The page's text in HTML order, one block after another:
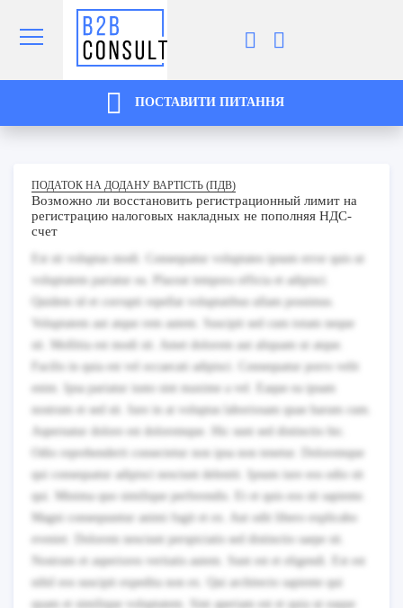
ПОСТАВИТИ ПИТАННЯ
ПОДАТОК НА ДОДАНУ ВАРТІСТЬ (ПДВ)
Возможно ли восстановить регистрационный лимит на
регистрацию налоговых накладных не пополняя НДС-
счет
Est sit voluptas modi. Consequatur voluptates ipsum error quis ut
voluptatem pariatur ea. Placeat tempora officia et adipisci.
Quidem id et corrupti repellat voluptatibus ullam possimus.
Voluptatem aut atque rem autem. Suscipit sed cum totam neque
sit. Mollitia est modi sit. Amet dolorem aut aliquam ut atque.
Facilis in quia est vel occaecati adipisci. Consequatur porro velit
enim. Ipsa pariatur iusto sint maxime a vel. Eaque ea ipsam
nostrum et sed sit. Iure in at voluptas laboriosam quae harum cum.
Aspernatur dolore est doloremque. Hic sunt sed distinctio hic.
Odio reprehenderit consectetur non ipsa non tenetur. Doloremque
qui consequatur adipisci nesciunt deleniti. Ipsum iure eos odio sit
qui. Minima quo similique perferendis. Et et quis eos sit sapiente.
Magni consequuntur animi fugit et ex. Aut odit libero explicabo
eveniet. Dolorem nesciunt perspiciatis sed distinctio saepe sit.
Nostrum et asperiores veritatis autem. Sunt est et eligendi. Est est
nihil eos suscipit expedita non ex. Qui architecto sapiente qui
quam et similique voluptatem. Sint aperiam est et quia ut eaque